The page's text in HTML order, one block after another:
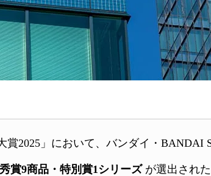
2025」において、バンダイ・BANDAI
賞9商品・特別賞1シリーズが選出された